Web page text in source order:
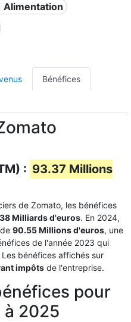
Alimentation
Bénéfices
: 93.37 Millions
de Zomato, les bénéfices
Milliards d'euros. En 2024,
90.55 Millions d'euros, une
de l'année 2023 qui
Les bénéfices affichés sur
impôts de l'entreprise.
pour
à 2025